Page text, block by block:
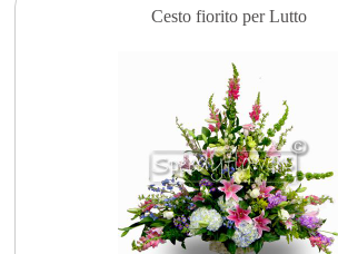
Cesto fiorito per Lutto